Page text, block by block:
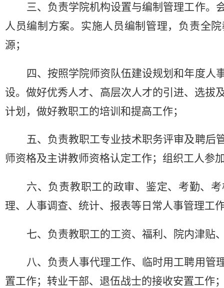
三、负责学院机构设置与编制管理工作。
人员编制方案。实施人员编制管理，负责全
源；
四、按照学院师资队伍建设规划和年度人
设。做好优秀人才、高层次人才的引进、选拔
计划，做好教职工的培训和提高工作；
五、负责教职工专业技术职务评审及聘后
师资格及主讲教师资格认定工作；组织工人参
六、负责教职工的政审、鉴定、考勤、
理、人事调查、统计、报表等日常人事管理工
七、负责教职工的工资、福利、院内津贴
八、负责人事代理工作、临时用工聘用管
置工作；转业干部、退伍战士的接收安置工作